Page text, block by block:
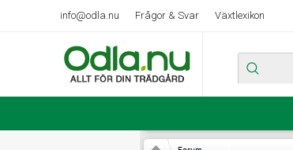
info@odla.nu Frågor & Svar Växtlexikon